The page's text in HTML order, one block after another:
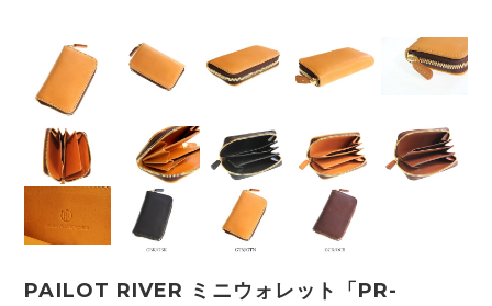
PAILOT RIVER ミニウォレット「PR-